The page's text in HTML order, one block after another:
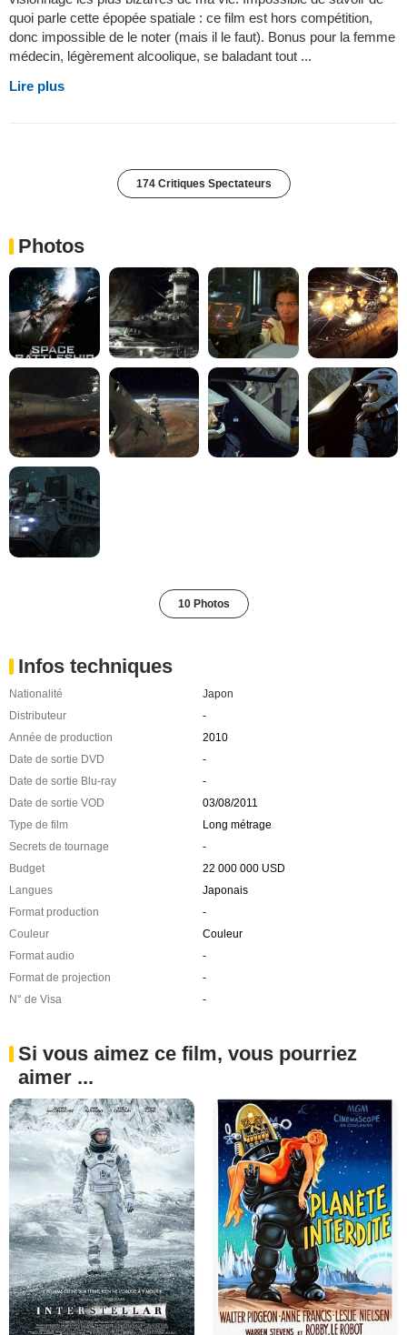
quoi parle cette épopée spatiale : ce film est hors compétition,
donc impossible de le noter (mais il le faut). Bonus pour la femme
médecin, légèrement alcoolique, se baladant tout ...
Lire plus
174 Critiques Spectateurs
Photos
10 Photos
Infos techniques
Nationalité
Japon
Distributeur
-
Année de production
2010
Date de sortie DVD
-
Date de sortie Blu-ray
-
Date de sortie VOD
03/08/2011
Type de film
Long métrage
Secrets de tournage
-
Budget
22 000 000 USD
Langues
Japonais
Format production
-
Couleur
Couleur
Format audio
-
Format de projection
-
N° de Visa
-
Si vous aimez ce film, vous pourriez
aimer ...